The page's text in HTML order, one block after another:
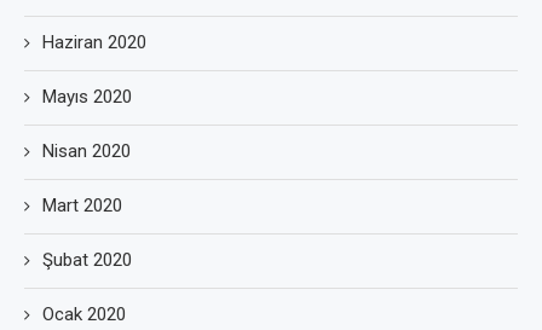
Haziran 2020
Mayıs 2020
Nisan 2020
Mart 2020
Şubat 2020
Ocak 2020